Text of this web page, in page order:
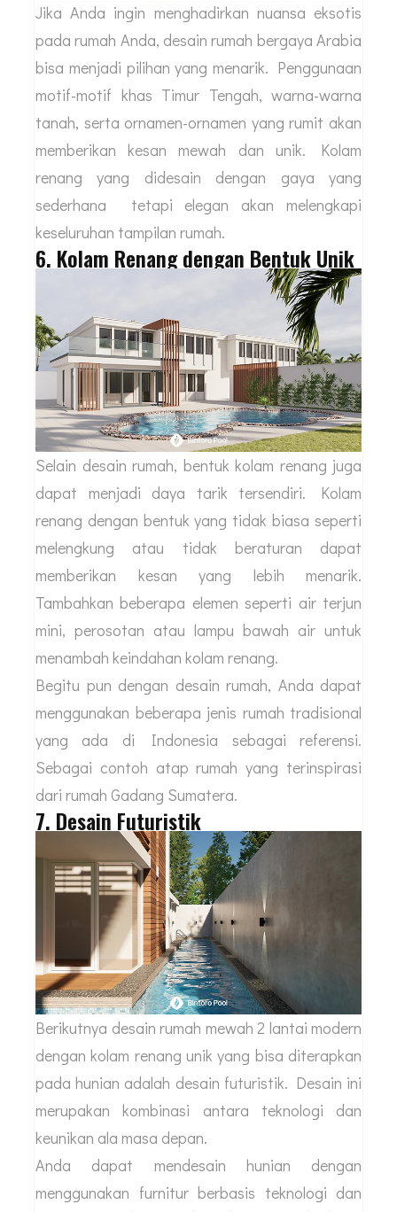
Jika Anda ingin menghadirkan nuansa eksotis
pada rumah Anda, desain rumah bergaya Arabia
bisa menjadi pilihan yang menarik. Penggunaan
motif-motif khas Timur Tengah, warna-warna
tanah, serta ornamen-ornamen yang rumit akan
memberikan kesan mewah dan unik. Kolam
renang yang didesain dengan gaya yang
sederhana tetapi elegan akan melengkapi
keseluruhan tampilan rumah.
6. Kolam Renang dengan Bentuk Unik
Selain desain rumah, bentuk kolam renang juga
dapat menjadi daya tarik tersendiri. Kolam
renang dengan bentuk yang tidak biasa seperti
melengkung atau tidak beraturan dapat
memberikan kesan yang lebih menarik.
Tambahkan beberapa elemen seperti air terjun
mini, perosotan atau lampu bawah air untuk
menambah keindahan kolam renang.
Begitu pun dengan desain rumah, Anda dapat
menggunakan beberapa jenis rumah tradisional
yang ada di Indonesia sebagai referensi.
Sebagai contoh atap rumah yang terinspirasi
dari rumah Gadang Sumatera.
7. Desain Futuristik
Berikutnya desain rumah mewah 2 lantai modern
dengan kolam renang unik yang bisa diterapkan
pada hunian adalah desain futuristik. Desain ini
merupakan kombinasi antara teknologi dan
keunikan ala masa depan.
Anda dapat mendesain hunian dengan
menggunakan furnitur berbasis teknologi dan